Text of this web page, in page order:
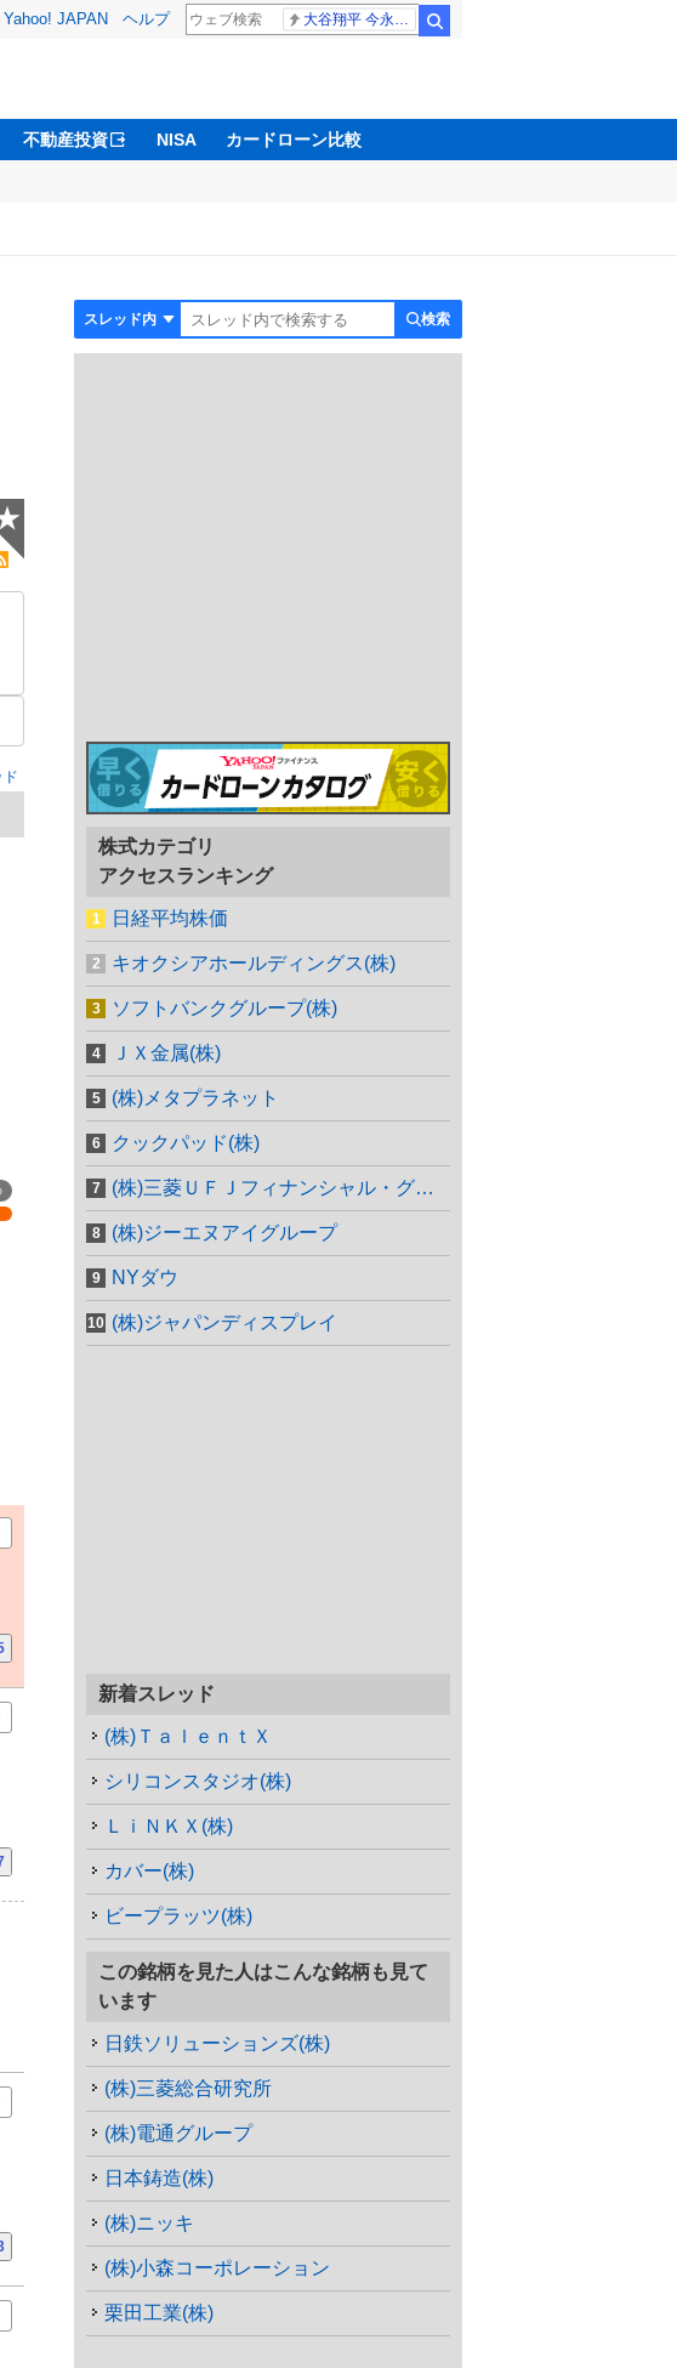
Yahoo! JAPAN ヘルプ
不動産投資 NISA カードローン比較
検索
ド
株式カテゴリ
アクセスランキング
日経平均株価
キオクシアホールディングス(株)
ソフトバンクグループ(株)
ＪＸ金属(株)
(株)メタプラネット
クックパッド(株)
(株)三菱ＵＦＪフィナンシャル・グループ
(株)ジーエヌアイグループ
NYダウ
(株)ジャパンディスプレイ
新着スレッド
(株)ＴａｌｅｎｔＸ
シリコンスタジオ(株)
ＬｉＮＫＸ(株)
カバー(株)
ビープラッツ(株)
この銘柄を見た人はこんな銘柄も見て
います
日鉄ソリューションズ(株)
(株)三菱総合研究所
(株)電通グループ
日本鋳造(株)
(株)ニッキ
(株)小森コーポレーション
栗田工業(株)